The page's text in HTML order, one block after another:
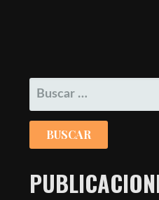
BUSCAR: